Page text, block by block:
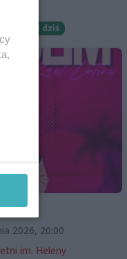
Już dziś
2026, 20:00
im. Heleny